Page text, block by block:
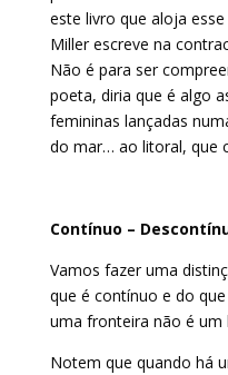
este livro que aloja
Miller escreve na
Não é para ser
poeta, diria que é algo
femininas lançadas
do mar… ao litoral, que
Contínuo –
Vamos fazer uma
que é contínuo e do
uma fronteira não é um
Notem que quando há